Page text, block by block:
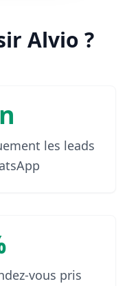
10:03
Alvio ?
les leads
vous pris